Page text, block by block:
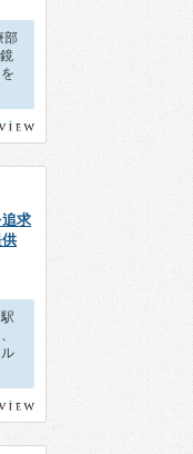
部
求